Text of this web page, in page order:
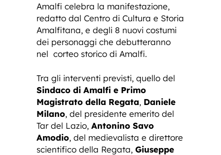
Amalfi celebra la manifestazione,
redatto dal Centro di Cultura e Storia
Amalfitana, e degli 8 nuovi costumi
dei personaggi che debutteranno
nel corteo storico di Amalfi.
Tra gli interventi previsti, quello del
Sindaco di Amalfi e Primo
Magistrato della Regata, Daniele
Milano, del presidente emerito del
Tar del Lazio, Antonino Savo
Amodio, del medievalista e direttore
scientifico della Regata, Giuseppe